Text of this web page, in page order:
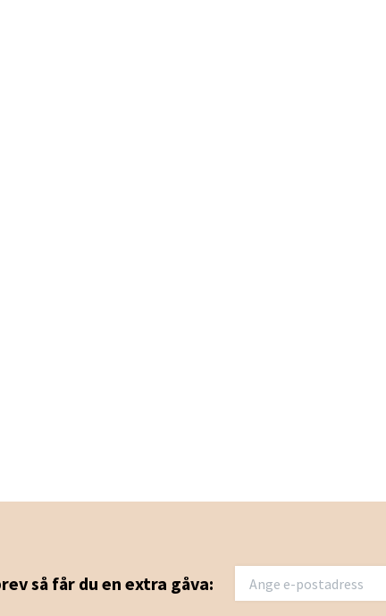
så får du en extra gåva: